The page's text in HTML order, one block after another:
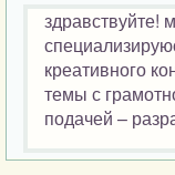
здравствуйте!
креативного
темы с
подачей –